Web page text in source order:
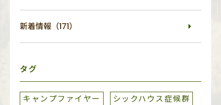
新着情報（171）
タグ
キャンプファイヤー
シックハウス症候群